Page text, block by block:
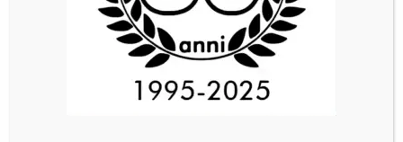
Per la posta raccomandata con o senza ricevuta di
ritorno è previsto un rimborso pari al costo
dell’invio quando il primo tentativo di consegna
avvenga in ritardo e per ritardo s’intende dopo 7